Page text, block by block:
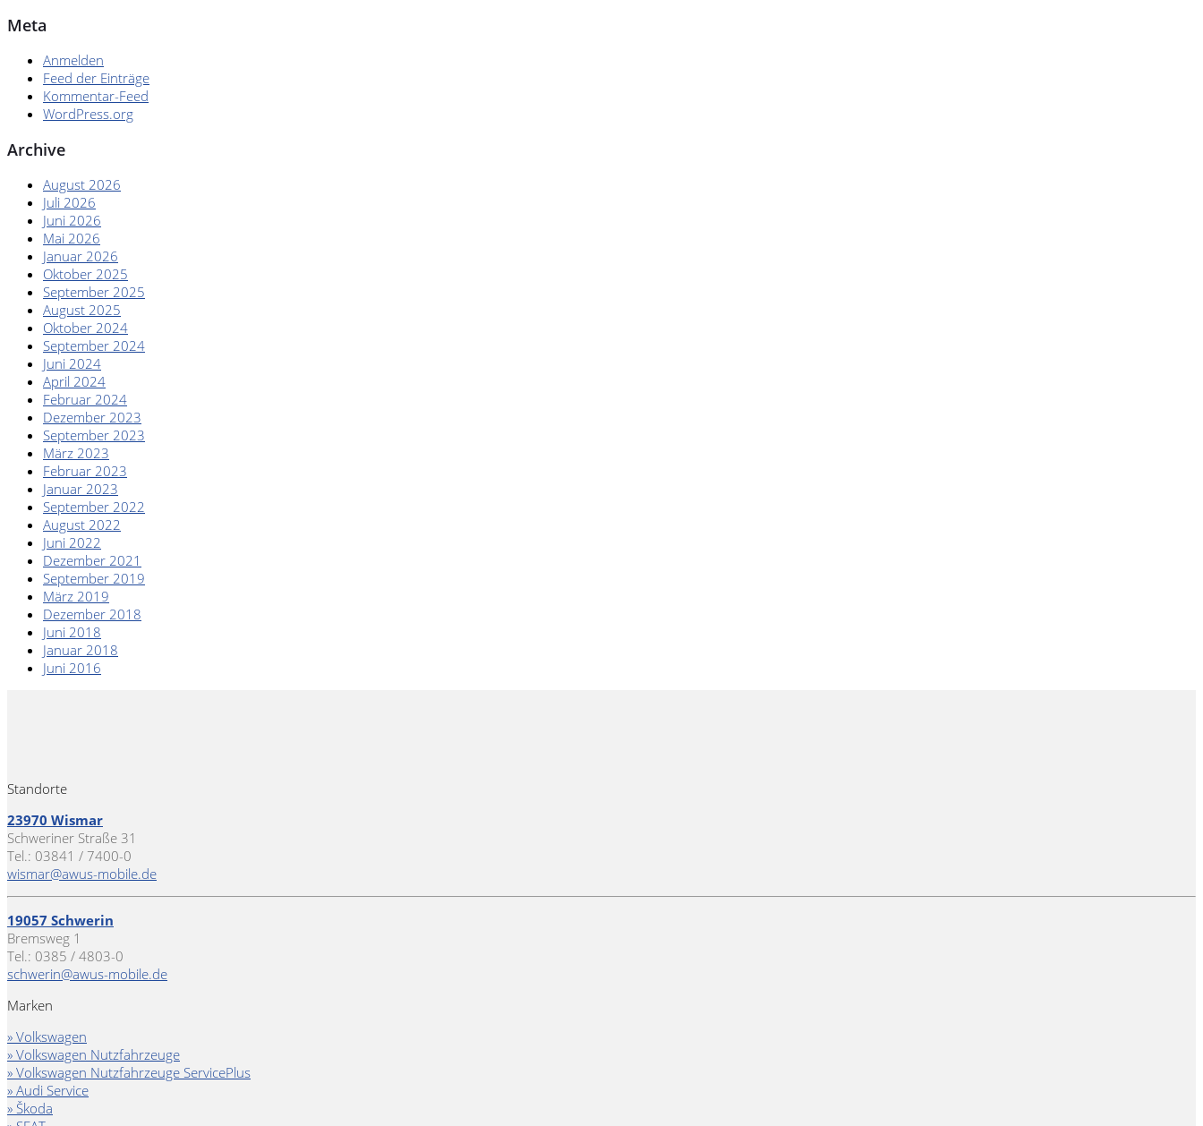
Meta
Anmelden
Feed der Einträge
Kommentar-Feed
WordPress.org
Archive
August 2026
Juli 2026
Juni 2026
Mai 2026
Januar 2026
Oktober 2025
September 2025
August 2025
Oktober 2024
September 2024
Juni 2024
April 2024
Februar 2024
Dezember 2023
September 2023
März 2023
Februar 2023
Januar 2023
September 2022
August 2022
Juni 2022
Dezember 2021
September 2019
März 2019
Dezember 2018
Juni 2018
Januar 2018
Juni 2016
Standorte
23970 Wismar
Schweriner Straße 31
Tel.: 03841 / 7400-0
wismar@awus-mobile.de
19057 Schwerin
Bremsweg 1
Tel.: 0385 / 4803-0
schwerin@awus-mobile.de
Marken
» Volkswagen
» Volkswagen Nutzfahrzeuge
» Volkswagen Nutzfahrzeuge ServicePlus
» Audi Service
» Škoda